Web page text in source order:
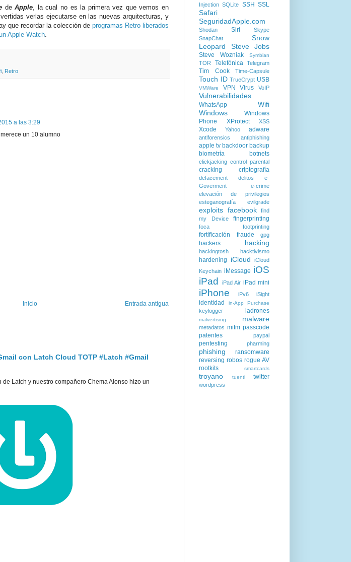
deApple , la cual no es la primera vez que vemos en
verlas ejecutarse en las nuevas arquitecturas, y
que recordar la colección de programas Retro liberados
Apple Watch
Retro
a las 3:29
un 10 alumno
Entrada antigua
Inicio
con Latch Cloud TOTP #Latch #Gmail
Latch y nuestro compañero Chema Alonso hizo un
Injection SQLite SSH SSL
Safari
SeguridadApple.com
Shodan Siri
Skype
SnapChat
Snow
Leopard
Steve Jobs
Steve Wozniak Symbian
TOR Telefónica Telegram
Tim Cook Time-Capsule
Touch ID TrueCrypt USB
VMWare VPN Virus VoIP
Vulnerabilidades
WhatsApp
Wifi
Windows
Windows
Phone
XProtect XSS
Xcode Yahoo adware
antiforensics antiphishing
apple tv backdoor backup
biometría
botnets
clickjacking control parental
cracking criptografía
defacement delitos
e-
Goverment
e-crime
elevación de privilegios
esteganografía
evilgrade
exploits facebook
find
my Device
fingerprinting
foca footprinting
fortificación fraude gpg
hackers hacking
hackingtosh hacktivismo
hardening iCloud
iCloud
Keychain iMessage iOS
iPad
iPad Air iPad mini
iPhone iPv6 iSight
identidad in-App Purchase
keylogger ladrones
malvertising malware
metadatos mitm passcode
patentes
paypal
pentesting pharming
phishing
ransomware
reversing robos rogue AV
rootkits
smartcards
troyano tuenti twitter
wordpress